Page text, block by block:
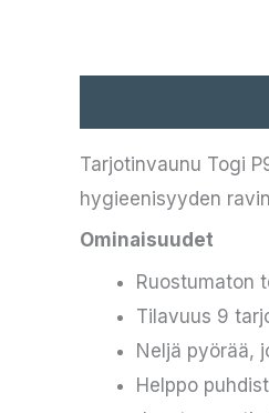
Tarjotinvaunu Togi
hygieenisyyden
Ominaisuudet
Ruostumaton
Tilavuus 9
Neljä pyörää,
Helppo